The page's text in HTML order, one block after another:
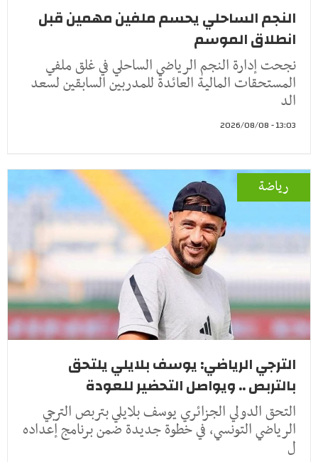
النجم الساحلي يحسم ملفين مهمين قبل
انطلاق الموسم
نجحت إدارة النجم الرياضي الساحلي في غلق ملفي
المستحقات المالية العائدة للمدربين السابقين لسعد
الد
13:03 - 2026/08/08
رياضة
الترجي الرياضي: يوسف بلايلي يلتحق
بالتربص .. ويواصل التحضير للعودة
التحق الدولي الجزائري يوسف بلايلي بتربص الترجي
الرياضي التونسي، في خطوة جديدة ضمن برنامج إعداده
ل